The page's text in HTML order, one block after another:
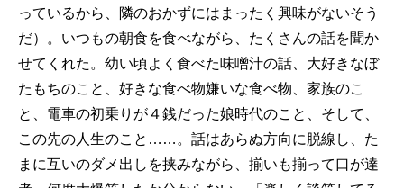
っているから、隣のおかずにはまったく興味がないそう
だ）。いつもの朝食を食べながら、たくさんの話を聞か
せてくれた。幼い頃よく食べた味噌汁の話、大好きなぼ
たもちのこと、好きな食べ物嫌いな食べ物、家族のこ
と、電車の初乗りが４銭だった娘時代のこと、そして、
この先の人生のこと……。話はあらぬ方向に脱線し、た
まに互いのダメ出しを挟みながら、揃いも揃って口が達